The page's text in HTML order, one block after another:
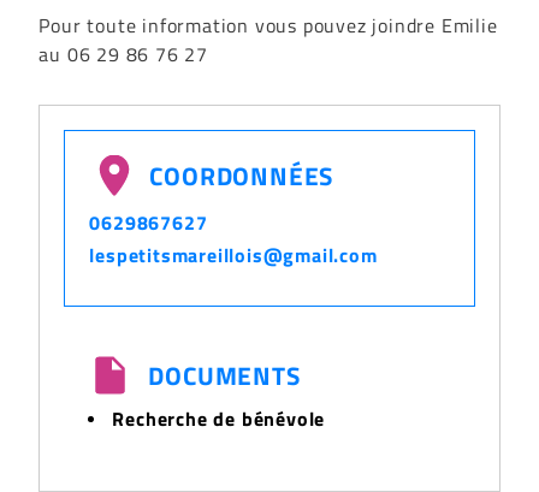
Pour toute information vous pouvez joindre Emilie
au 06 29 86 76 27
COORDONNÉES
0629867627
lespetitsmareillois@gmail.com
DOCUMENTS
Recherche de bénévole